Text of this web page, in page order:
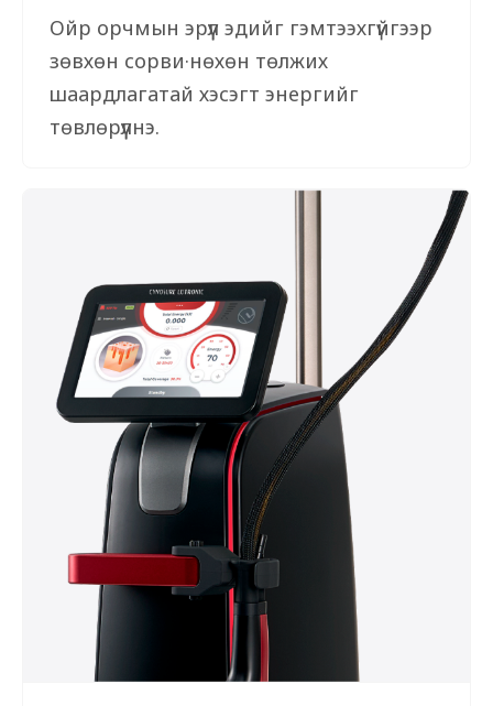
Ойр орчмын эрүүл эдийг гэмтээхгүйгээр
зөвхөн сорви·нөхөн төлжих
шаардлагатай хэсэгт энергийг
төвлөрүүлнэ.